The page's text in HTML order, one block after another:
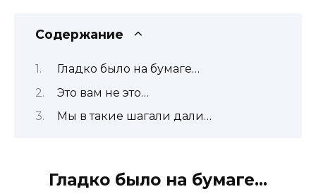
Содержание
Гладко было на бумаге…
Это вам не это…
Мы в такие шагали дали…
Гладко было на бумаге…